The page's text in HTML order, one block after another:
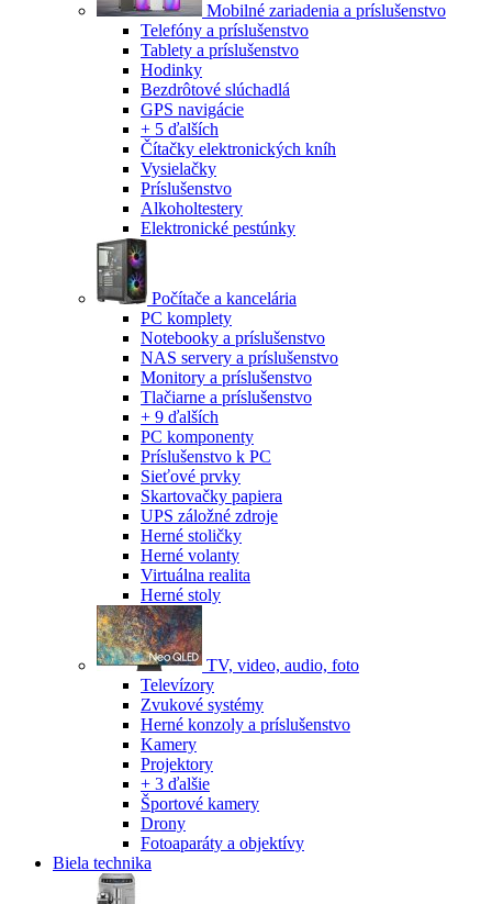
Mobilné zariadenia a príslušenstvo
Telefóny a príslušenstvo
Tablety a príslušenstvo
Hodinky
Bezdrôtové slúchadlá
GPS navigácie
+ 5 ďalších
Čítačky elektronických kníh
Vysielačky
Príslušenstvo
Alkoholtestery
Elektronické pestúnky
Počítače a kancelária
PC komplety
Notebooky a príslušenstvo
NAS servery a príslušenstvo
Monitory a príslušenstvo
Tlačiarne a príslušenstvo
+ 9 ďalších
PC komponenty
Príslušenstvo k PC
Sieťové prvky
Skartovačky papiera
UPS záložné zdroje
Herné stoličky
Herné volanty
Virtuálna realita
Herné stoly
TV, video, audio, foto
Televízory
Zvukové systémy
Herné konzoly a príslušenstvo
Kamery
Projektory
+ 3 ďalšie
Športové kamery
Drony
Fotoaparáty a objektívy
Biela technika